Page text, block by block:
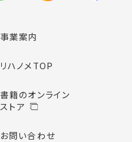
事業案内
リハノメTOP
書籍のオンライン
ストア
お問い合わせ